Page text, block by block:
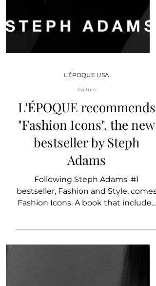
L'ÉPOQUE USA
Culture
L'ÉPOQUE recommends
"Fashion Icons", the new
bestseller by Steph
Adams
Following Steph Adams' #1